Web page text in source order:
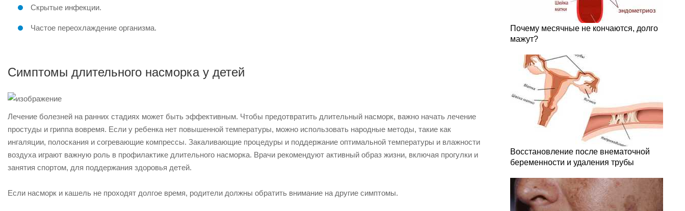
Скрытые инфекции.
Частое переохлаждение организма.
Симптомы длительного насморка у детей
Лечение болезней на ранних стадиях может быть эффективным. Чтобы предотвратить длительный насморк, важно начать лечение
простуды и гриппа вовремя. Если у ребенка нет повышенной температуры, можно использовать народные методы, такие как
ингаляции, полоскания и согревающие компрессы. Закаливающие процедуры и поддержание оптимальной температуры и влажности
воздуха играют важную роль в профилактике длительного насморка. Врачи рекомендуют активный образ жизни, включая прогулки и
занятия спортом, для поддержания здоровья детей.
Если насморк и кашель не проходят долгое время, родители должны обратить внимание на другие симптомы.
Почему месячные не кончаются, долго
мажут?
Восстановление после внематочной
беременности и удаления трубы